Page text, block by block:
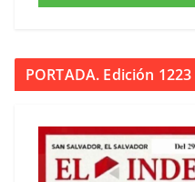
PORTADA. Edición 1223